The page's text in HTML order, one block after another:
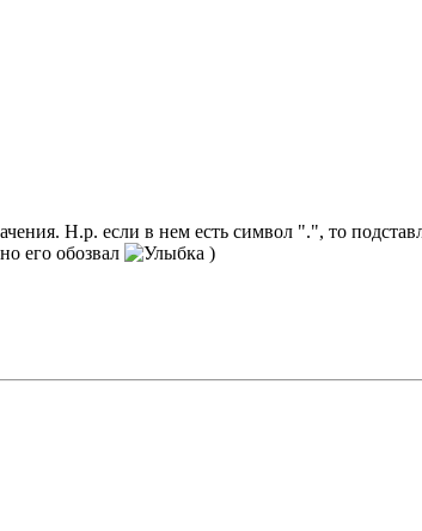
Н.р. если в нем есть символ ".", то
его обозвал
)